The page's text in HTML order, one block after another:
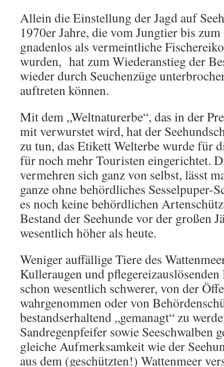
Allein die Einstellung der Jagd auf
1970er Jahre, die vom Jungtier bis zum
gnadenlos als vermeintliche
wurden, hat zum Wiederanstieg der
wieder durch Seuchenzüge
auftreten können.
Mit dem „Weltnaturerbe“, das in der
mit verwurstet wird, hat der
zu tun, das Etikett Welterbe wurde für
für noch mehr Touristen eingerichtet.
vermehren sich ganz von selbst, lässt
ganze ohne behördliches Sesselpuper-
es noch keine behördlichen
Bestand der Seehunde vor der großen
wesentlich höher als heute.
Weniger auffällige Tiere des
Kulleraugen und
schon wesentlich schwerer, von der
wahrgenommen oder von
bestandserhaltend „gemanagt“ zu
Sandregenpfeifer sowie Seeschwalben
gleiche Aufmerksamkeit wie der
aus dem (geschützten!) Wattenmeer